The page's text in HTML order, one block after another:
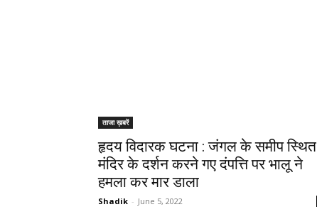
ताजा ख़बरें
हृदय विदारक घटना : जंगल के समीप स्थित
मंदिर के दर्शन करने गए दंपत्ति पर भालू ने
हमला कर मार डाला
Shadik - June 5, 2022